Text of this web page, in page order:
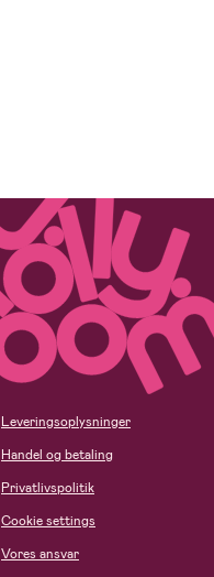
Leveringsoplysninger
Handel og betaling
Privatlivspolitik
Cookie settings
Vores ansvar